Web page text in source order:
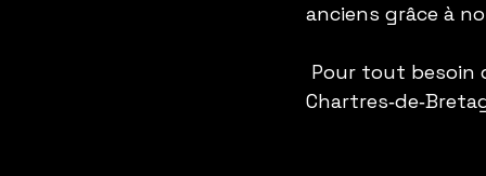
anciens grâce à
Pour tout besoin